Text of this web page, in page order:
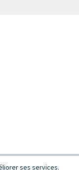
ses services.